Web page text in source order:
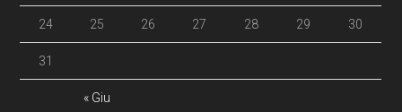
« Giu
24 25 26 27 28 29 30
31